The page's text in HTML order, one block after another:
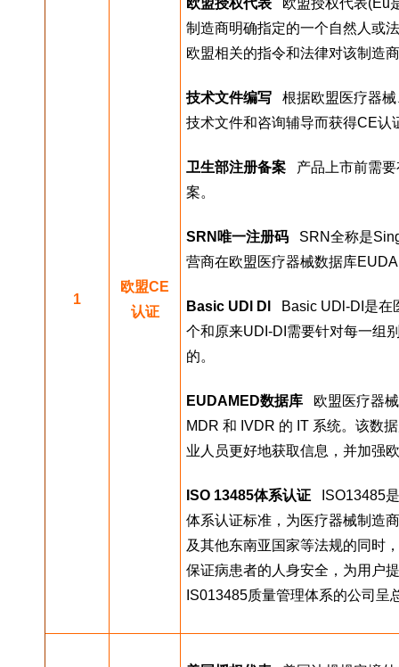
1
欧盟CE
认证
欧盟授权代表 欧盟授权代表(Eu
制造商明确指定的一个自然人或
欧盟相关的指令和法律对该制造
技术文件编写 根据欧盟医疗器
技术文件和咨询辅导而获得CE认
卫生部注册备案 产品上市前需要
案。
SRN唯一注册码 SRN全称是
营商在欧盟医疗器械数据库
Basic UDl Dl
Basic UDl-DI是在
个和原来UDI-DI需要针对每一组
的。
EUDAMED数据库 欧盟医疗器
MDR 和 IVDR 的 IT 系统。该数
业人员更好地获取信息，并加强
ISO 13485体系认证 ISO13485
体系认证标准，为医疗器械制造
及其他东南亚国家等法规的同时
保证病患者的人身安全，为用户
IS013485质量管理体系的公司呈